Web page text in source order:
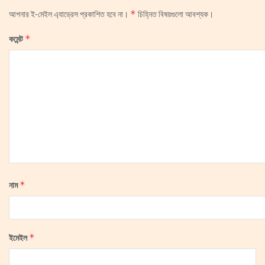
আপনার ই-মেইল এ্যাড্রেস প্রকাশিত হবে না। * চিহ্নিত বিষয়গুলো আবশ্যক।
কমেন্ট*
নাম*
ইমেইল*